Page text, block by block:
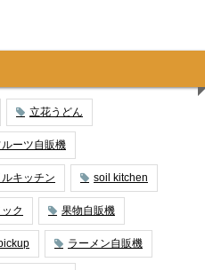
立花うどん
ルーツ自販機
ルキッチン soil kitchen
ク 果物自販機
ラーメン自販機